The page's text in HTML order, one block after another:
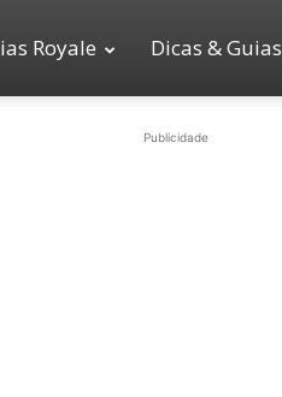
Royale Dicas & Guias
Publicidade